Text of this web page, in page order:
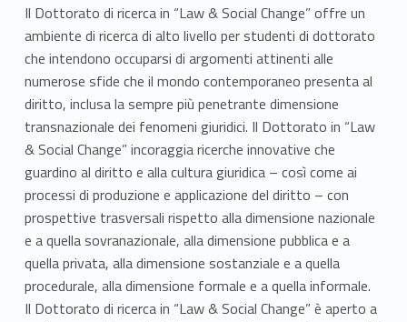
r
a
t
o
i
n
t
e
Il Dottorato di ricerca in “Law & Social Change” offre un
ambiente di ricerca di alto livello per studenti di dottorato
che intendono occuparsi di argomenti attinenti alle
numerose sfide che il mondo contemporaneo presenta al
diritto, inclusa la sempre più penetrante dimensione
transnazionale dei fenomeni giuridici. Il Dottorato in “Law
& Social Change” incoraggia ricerche innovative che
guardino al diritto e alla cultura giuridica – così come ai
processi di produzione e applicazione del diritto – con
prospettive trasversali rispetto alla dimensione nazionale
e a quella sovranazionale, alla dimensione pubblica e a
quella privata, alla dimensione sostanziale e a quella
procedurale, alla dimensione formale e a quella informale.
Il Dottorato di ricerca in “Law & Social Change” è aperto a